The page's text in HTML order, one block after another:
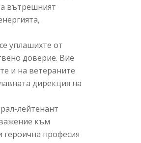
вътрешният
уплашихте от
доверие. Вие
и на ветераните
дирекция на
лейтенант
към
героична професия